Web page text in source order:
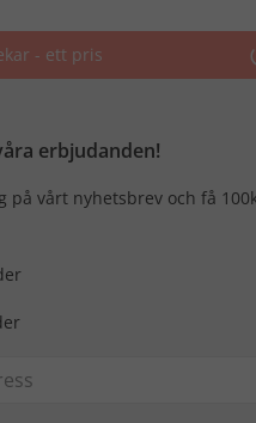
- ett pris
erbjudanden!
på vårt nyhetsbrev och få